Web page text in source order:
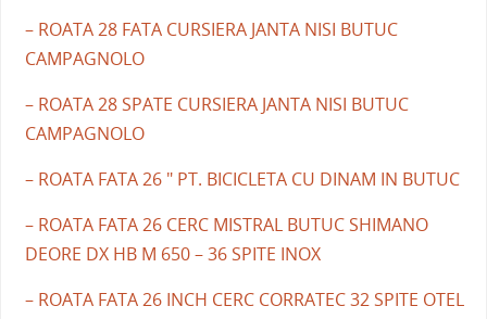
– ROATA 28 FATA CURSIERA JANTA NISI BUTUC
CAMPAGNOLO
– ROATA 28 SPATE CURSIERA JANTA NISI BUTUC
CAMPAGNOLO
– ROATA FATA 26 " PT. BICICLETA CU DINAM IN BUTUC
– ROATA FATA 26 CERC MISTRAL BUTUC SHIMANO
DEORE DX HB M 650 – 36 SPITE INOX
– ROATA FATA 26 INCH CERC CORRATEC 32 SPITE OTEL